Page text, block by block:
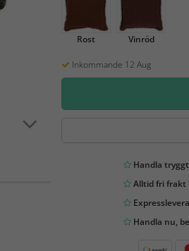
Rost Vinröd
Inkommande 12 Aug
Handla tryggt
Alltid fri frakt
Handla nu,